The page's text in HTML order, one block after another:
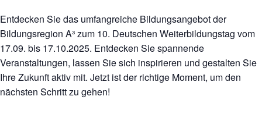
Entdecken Sie das umfangreiche Bildungsangebot der
Bildungsregion A³ zum 10. Deutschen Weiterbildungstag vom
17.09. bis 17.10.2025. Entdecken Sie spannende
Veranstaltungen, lassen Sie sich inspirieren und gestalten Sie
Ihre Zukunft aktiv mit. Jetzt ist der richtige Moment, um den
nächsten Schritt zu gehen!